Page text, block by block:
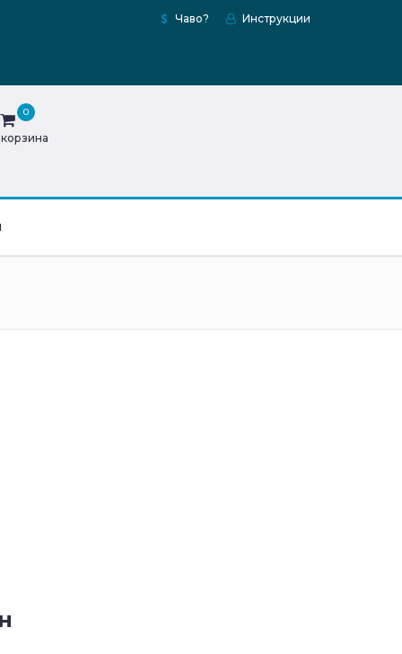
Чаво? Инструкции
0